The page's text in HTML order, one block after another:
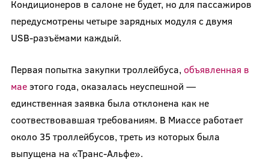
Кондиционеров в салоне не будет, но для пассажиров
передусмотрены четыре зарядных модуля с двумя
USB-разъёмами каждый.
Первая попытка закупки троллейбуса, объявленная в
маеэтого года, оказалась неуспешной —
единственная заявка была отклонена как не
соотвествовавшая требованиям. В Миассе работает
около 35 троллейбусов, треть из которых была
выпущена на «Транс-Альфе».